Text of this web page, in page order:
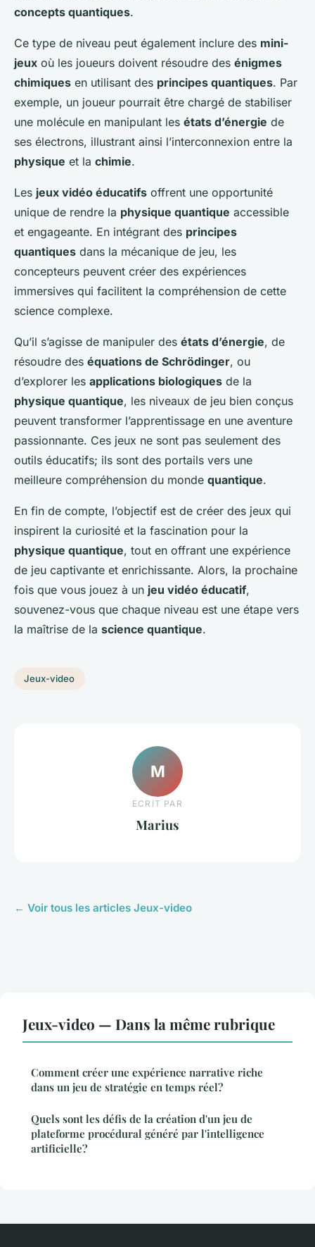
concepts quantiques.
Ce type de niveau peut également inclure des mini-
jeux où les joueurs doivent résoudre des énigmes
chimiques en utilisant des principes quantiques. Par
exemple, un joueur pourrait être chargé de stabiliser
une molécule en manipulant les états d’énergie de
ses électrons, illustrant ainsi l’interconnexion entre la
physique et la chimie.
Les jeux vidéo éducatifs offrent une opportunité
unique de rendre la physique quantique accessible
et engageante. En intégrant des principes
quantiques dans la mécanique de jeu, les
concepteurs peuvent créer des expériences
immersives qui facilitent la compréhension de cette
science complexe.
Qu’il s’agisse de manipuler des états d’énergie, de
résoudre des équations de Schrödinger, ou
d’explorer les applications biologiques de la
physique quantique, les niveaux de jeu bien conçus
peuvent transformer l’apprentissage en une aventure
passionnante. Ces jeux ne sont pas seulement des
outils éducatifs; ils sont des portails vers une
meilleure compréhension du monde quantique.
En fin de compte, l’objectif est de créer des jeux qui
inspirent la curiosité et la fascination pour la
physique quantique, tout en offrant une expérience
de jeu captivante et enrichissante. Alors, la prochaine
fois que vous jouez à un jeu vidéo éducatif,
souvenez-vous que chaque niveau est une étape vers
la maîtrise de la science quantique.
Jeux-video
M
ECRIT PAR
Marius
← Voir tous les articles Jeux-video
Jeux-video — Dans la même rubrique
Comment créer une expérience narrative riche
dans un jeu de stratégie en temps réel?
Quels sont les défis de la création d'un jeu de
plateforme procédural généré par l'intelligence
artificielle?